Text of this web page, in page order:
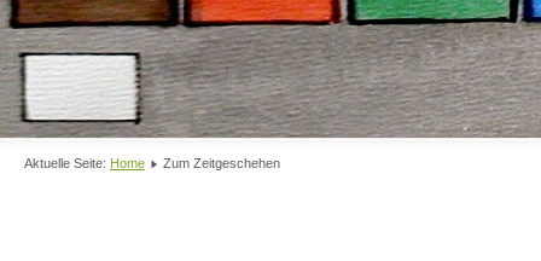
Aktuelle Seite: Home Zum Zeitgeschehen